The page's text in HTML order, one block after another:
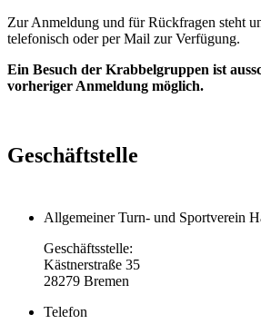
Zur Anmeldung und für Rückfragen steht
telefonisch oder per Mail zur Verfügung.
Ein Besuch der Krabbelgruppen ist
vorheriger Anmeldung möglich.
Geschäftstelle
Allgemeiner Turn- und Sportverein
Geschäftsstelle:
Kästnerstraße 35
28279 Bremen
Telefon